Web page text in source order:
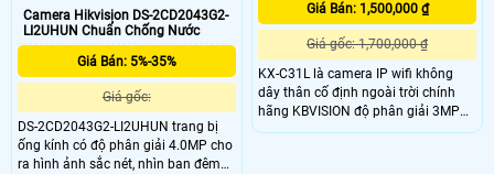
Camera Hikvision DS-2CD2043G2-
LI2UHUN Chuẩn Chống Nước
Giá Bán: 5%-35%
Giá gốc:
DS-2CD2043G2-LI2UHUN trang bị
ống kính có độ phân giải 4.0MP cho
ra hình ảnh sắc nét, nhìn ban đêm
Giá Bán: 1,500,000 ₫
Giá gốc: 1,700,000 ₫
KX-C31L là camera IP wifi không
dây thân cố định ngoài trời chính
hãng KBVISION độ phân giải 3MP
tích hợp hồng ngoại 30m và công